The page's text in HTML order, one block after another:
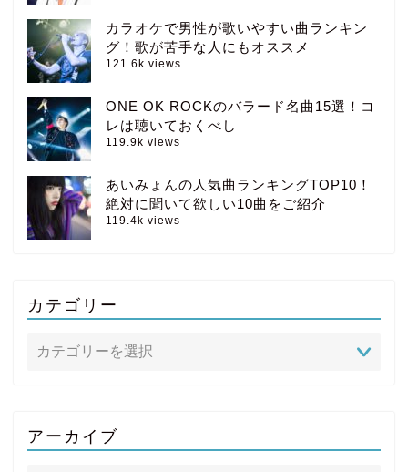
カラオケで男性が歌いやすい曲ランキン
グ！歌が苦手な人にもオススメ
121.6k views
ONE OK ROCKのバラード名曲15選！コ
レは聴いておくべし
119.9k views
あいみょんの人気曲ランキングTOP10！
絶対に聞いて欲しい10曲をご紹介
119.4k views
カテゴリー
アーカイブ